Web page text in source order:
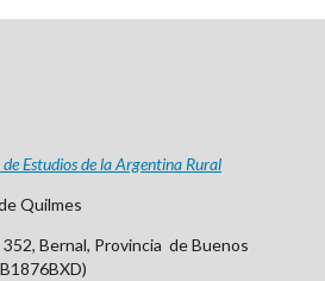
de Estudios de la Argentina Rural
Quilmes
352, Bernal, Provincia de Buenos